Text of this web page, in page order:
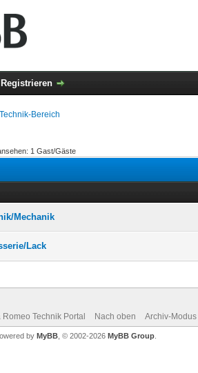
Registrieren
Technik-Bereich
1 Gast/Gäste
Mechanik
Lack
Romeo Technik Portal Nach oben Archiv-Modus
by MyBB, © 2002-2026 MyBB Group.